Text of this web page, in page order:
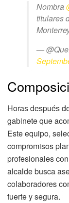
Nombra
titulares
—
Horas después
gabinete que
Este equipo,
compromisos
profesionales
alcalde busca
colaboradores
fuerte y segura.